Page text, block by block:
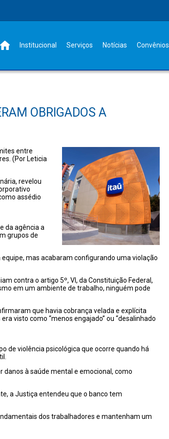
Institucional Serviços Notícias Convênios
OBRIGADOS A
entre
(Por Leticia
revelou
assédio
da agência a
grupos de
mas acabaram configurando uma violação
contra o artigo 5º, VI, da Constituição Federal,
em um ambiente de trabalho, ninguém pode
que havia cobrança velada e explícita
visto como “menos engajado” ou “desalinhado
de violência psicológica que ocorre quando há
danos à saúde mental e emocional, como
a Justiça entendeu que o banco tem
dos trabalhadores e mantenham um